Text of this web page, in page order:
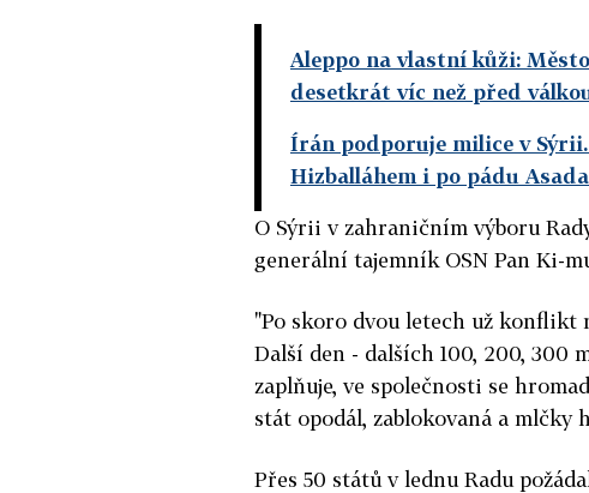
Aleppo na vlastní kůži:
desetkrát víc než před
Írán podporuje milice v
Hizballáhem i po pádu Asada
O Sýrii v zahraničním výboru
generální tajemník OSN Pan Ki-
"Po skoro dvou letech už konflikt
Další den - dalších 100, 200, 300
zaplňuje, ve společnosti se
stát opodál, zablokovaná a
Přes 50 států v lednu Radu